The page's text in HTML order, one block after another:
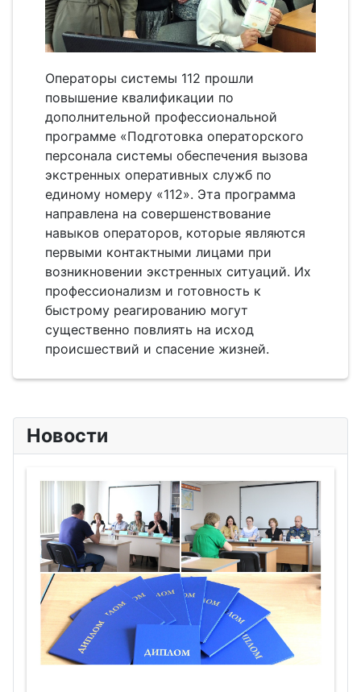
Новости
Операторы системы 112 прошли
повышение квалификации по
дополнительной профессиональной
программе «Подготовка операторского
персонала системы обеспечения вызова
экстренных оперативных служб по
единому номеру «112». Эта программа
направлена на совершенствование
навыков операторов, которые являются
первыми контактными лицами при
возникновении экстренных ситуаций. Их
профессионализм и готовность к
быстрому реагированию могут
существенно повлиять на исход
происшествий и спасение жизней.